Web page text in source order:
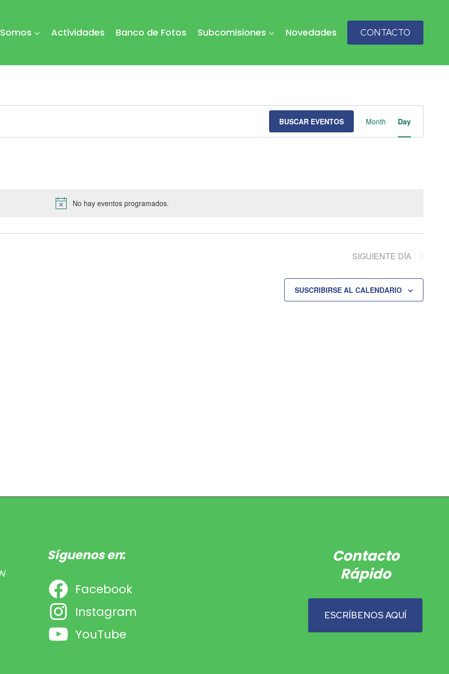
Actividades Banco de Fotos Subcomisiones Novedades CONTACTO
No hay eventos programados.
BUSCAR EVENTOS
de
Month Day
SIGUIENTE DÍA
SUSCRIBIRSE AL CALENDARIO
Síguenos en:
Facebook
Instagram
YouTube
Contacto
Rápido
ESCRÍBENOS AQUÍ